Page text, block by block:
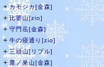
＋カモシカ[金森]
＋比婆山[zio]
＋ 守門岳[金森]
＋ 牛の寝通り[zio]
＋三頭山[リブル]
＋鷹ノ巣山[金森]